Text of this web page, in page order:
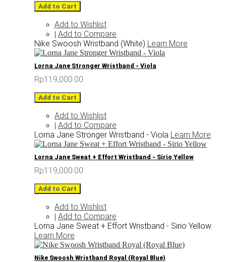
Add to Cart
Add to Wishlist
| Add to Compare
Nike Swoosh Wristband (White) Learn More
Lorna Jane Stronger Wristband - Viola
Rp119,000.00
Add to Cart
Add to Wishlist
| Add to Compare
Lorna Jane Stronger Wristband - Viola Learn More
Lorna Jane Sweat + Effort Wristband - Sirio Yellow
Rp119,000.00
Add to Cart
Add to Wishlist
| Add to Compare
Lorna Jane Sweat + Effort Wristband - Sirio Yellow
Learn More
Nike Swoosh Wristband Royal (Royal Blue)